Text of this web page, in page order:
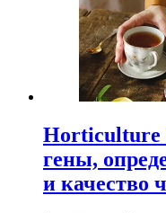
Horticulture
гены,
и качество